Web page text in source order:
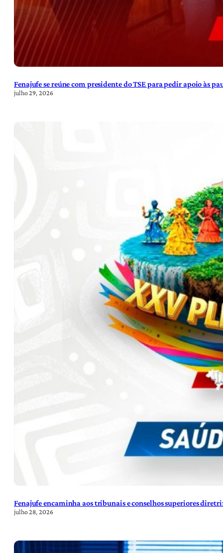
Fenajufe se reúne com presidente do TSE para pedir apoio às
julho 29, 2026
Fenajufe encaminha aos tribunais e conselhos superiores
julho 28, 2026